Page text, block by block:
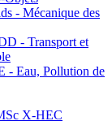
- Mécanique des
- Transport et
- Eau, Pollution de
X-HEC